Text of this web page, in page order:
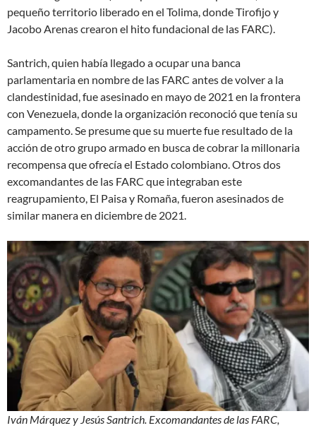
pequeño territorio liberado en el Tolima, donde Tirofijo y
Jacobo Arenas crearon el hito fundacional de las FARC).
Santrich, quien había llegado a ocupar una banca
parlamentaria en nombre de las FARC antes de volver a la
clandestinidad, fue asesinado en mayo de 2021 en la frontera
con Venezuela, donde la organización reconoció que tenía su
campamento. Se presume que su muerte fue resultado de la
acción de otro grupo armado en busca de cobrar la millonaria
recompensa que ofrecía el Estado colombiano. Otros dos
excomandantes de las FARC que integraban este
reagrupamiento, El Paisa y Romaña, fueron asesinados de
similar manera en diciembre de 2021.
Iván Márquez y Jesús Santrich. Excomandantes de las FARC,